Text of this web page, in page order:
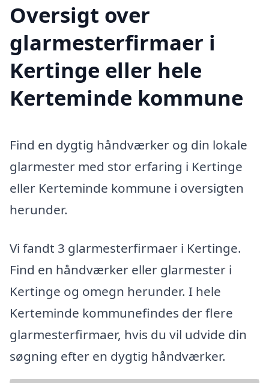
Oversigt over
glarmesterfirmaer i
Kertinge eller hele
Kerteminde kommune
Find en dygtig håndværker og din lokale
glarmester med stor erfaring i Kertinge
eller Kerteminde kommune i oversigten
herunder.
Vi fandt 3 glarmesterfirmaer i Kertinge.
Find en håndværker eller glarmester i
Kertinge og omegn herunder. I hele
Kerteminde kommunefindes der flere
glarmesterfirmaer, hvis du vil udvide din
søgning efter en dygtig håndværker.